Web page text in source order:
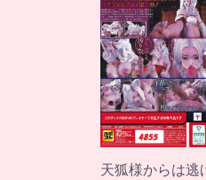
天狐様からは逃